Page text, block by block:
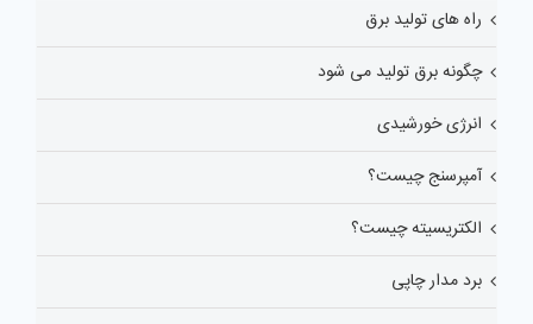
راه های تولید برق
چگونه برق تولید می شود
انرژی خورشیدی
آمپرسنج چیست؟
الکتریسیته چیست؟
برد مدار چاپی